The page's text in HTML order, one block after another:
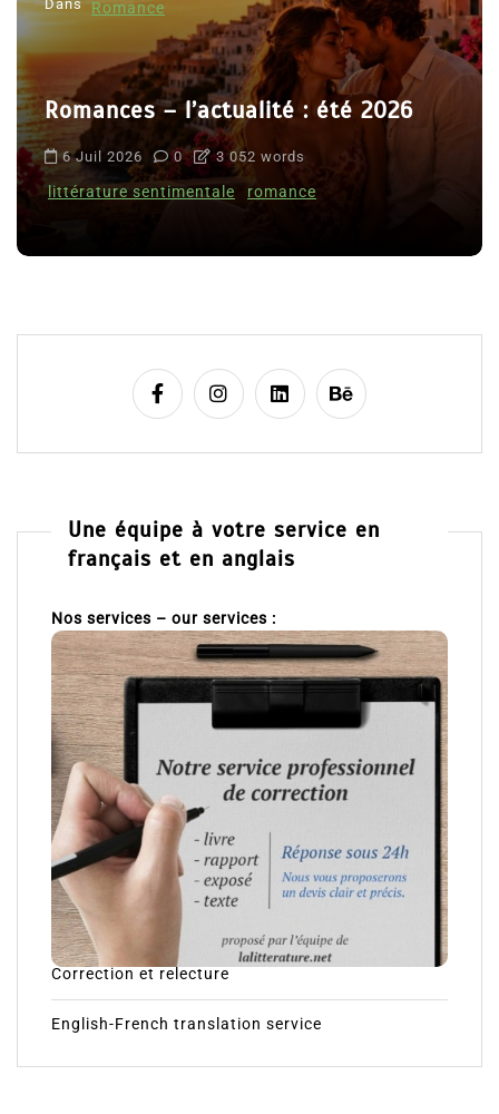
Dans Romance
Romances – l’actualité : été 2026
6 Juil 2026 0 3 052 words
littérature sentimentale romance
Une équipe à votre service en
français et en anglais
Nos services – our services :
Correction et relecture
English-French translation service